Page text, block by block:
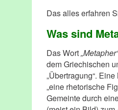
Das alles erfahren
Was sind
Das Wort„Metapher“
dem Griechischen
„Übertragung“.
„eine rhetorische
Gemeinte durch